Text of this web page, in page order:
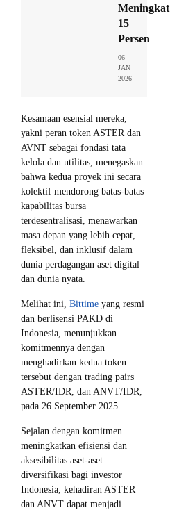
Meningkat
15
Persen
06
JAN
2026
Kesamaan esensial mereka,
yakni peran token ASTER dan
AVNT sebagai fondasi tata
kelola dan utilitas, menegaskan
bahwa kedua proyek ini secara
kolektif mendorong batas-batas
kapabilitas bursa
terdesentralisasi, menawarkan
masa depan yang lebih cepat,
fleksibel, dan inklusif dalam
dunia perdagangan aset digital
dan dunia nyata.
Melihat ini, Bittime yang resmi
dan berlisensi PAKD di
Indonesia, menunjukkan
komitmennya dengan
menghadirkan kedua token
tersebut dengan trading pairs
ASTER/IDR, dan ANVT/IDR,
pada 26 September 2025.
Sejalan dengan komitmen
meningkatkan efisiensi dan
aksesibilitas aset-aset
diversifikasi bagi investor
Indonesia, kehadiran ASTER
dan ANVT dapat menjadi